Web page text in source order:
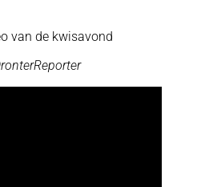
van de kwisavond